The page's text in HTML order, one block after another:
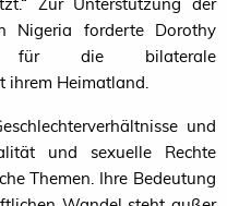
Nigeria forderte Dorothy
für die bilaterale
ihrem Heimatland.
und
und sexuelle Rechte
Themen. Ihre Bedeutung